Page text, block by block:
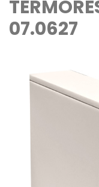
07.0627